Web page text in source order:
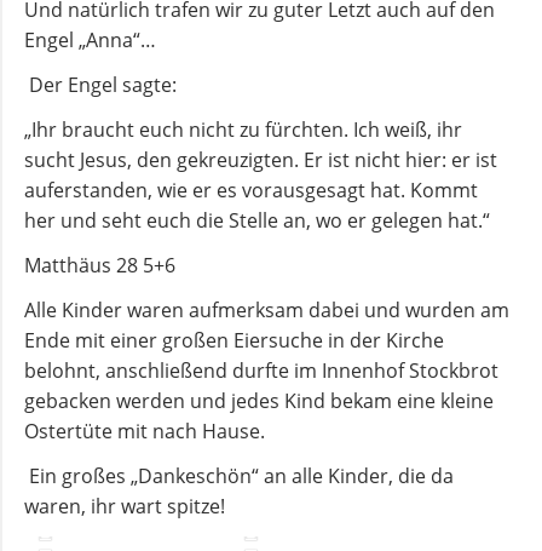
Andachten
zum
Monatsspruch
GOTTESDIENSTE
Sommerkirche
ANGEBOTE
Gruppen
und
Kreise
Und natürlich trafen wir zu guter Letzt auch auf den
Engel „Anna“…
Der Engel sagte:
„Ihr braucht euch nicht zu fürchten. Ich weiß, ihr
sucht Jesus, den gekreuzigten. Er ist nicht hier: er ist
auferstanden, wie er es vorausgesagt hat. Kommt
her und seht euch die Stelle an, wo er gelegen hat.“
Matthäus 28 5+6
Alle Kinder waren aufmerksam dabei und wurden am
Ende mit einer großen Eiersuche in der Kirche
belohnt, anschließend durfte im Innenhof Stockbrot
gebacken werden und jedes Kind bekam eine kleine
Ostertüte mit nach Hause.
Ein großes „Dankeschön“ an alle Kinder, die da
waren, ihr wart spitze!